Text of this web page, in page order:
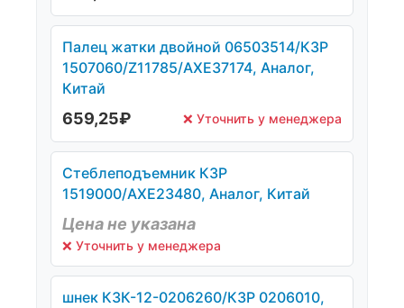
Палец жатки двойной 06503514/КЗР
1507060/Z11785/AXE37174, Аналог,
Китай
659,25₽ ❌ Уточнить у менеджера
Стеблеподъемник КЗР
1519000/AXE23480, Аналог, Китай
Цена не указана
❌ Уточнить у менеджера
шнек КЗК-12-0206260/КЗР 0206010,